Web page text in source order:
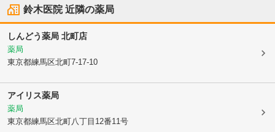
鈴木医院近隣の薬局
しんどう薬局 北町店
薬局
東京都練馬区北町7-17-10
アイリス薬局
薬局
東京都練馬区北町八丁目12番11号